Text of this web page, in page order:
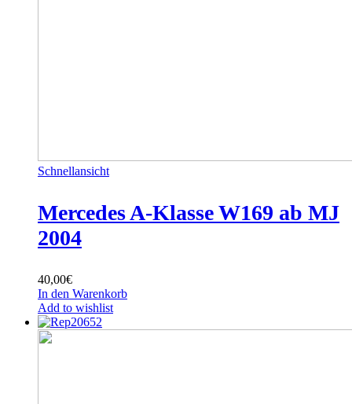
Schnellansicht
Mercedes A-Klasse W169 ab MJ
2004
40,00€
In den Warenkorb
Add to wishlist